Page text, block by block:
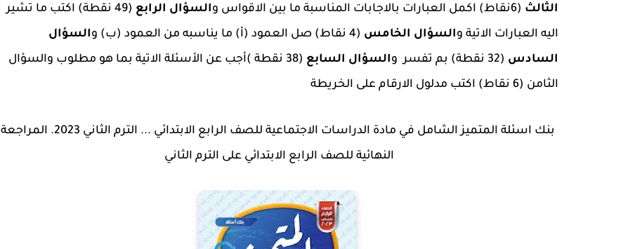
الثالث (6نقاط) اكمل العبارات بالاجابات المناسبة ما بين الاقواس و السؤال الرابع
(49 نقطة) اكتب ما تشير
اليه العبارات الاتية والسؤال الخامس (4 نقاط) صل العمود (أ) ما يناسبه من العمود (ب) و
السؤال
السادس (32 نقطة) بم تفسر والسؤال السابع
(38 نقطة )أجب عن الأسئلة الاتية بما هو مطلوب والسؤال
الثامن (6 نقاط) اكتب مدلول الارقام على الخريطة
بنك اسئلة المتميز الشامل في مادة الدراسات الاجتماعية للصف الرابع الابتدائي ... الترم الثاني 2023. المراجعة
النهائية للصف الرابع الابتدائي على الترم الثاني